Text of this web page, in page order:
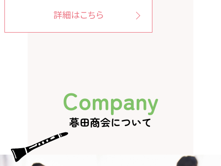
詳細はこちら
Company